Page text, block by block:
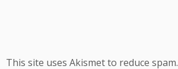
This site uses Akismet to reduce spam.